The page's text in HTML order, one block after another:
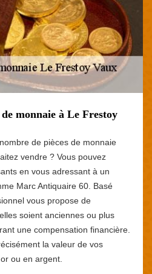
monnaie à Le Frestoy
de pièces de monnaie
vendre ? Vous pouvez
en vous adressant à un
Marc Antiquaire 60. Basé
vous propose de
soient anciennes ou plus
une compensation financière.
la valeur de vos
ou en argent.